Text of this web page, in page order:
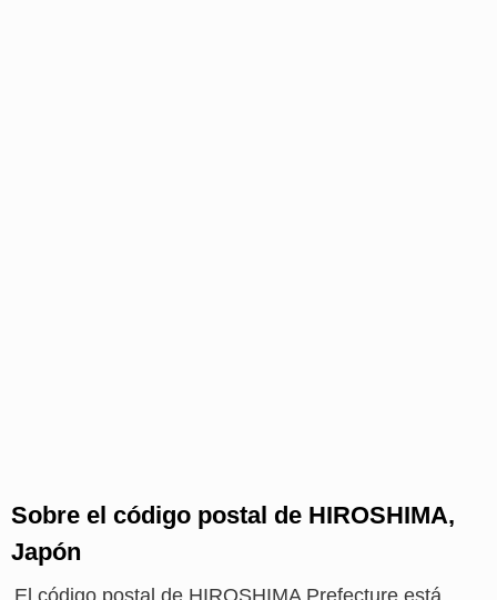
Sobre el código postal de HIROSHIMA,
Japón
El código postal de HIROSHIMA Prefecture está